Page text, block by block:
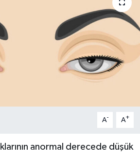
A- A+
anormal derecede düşük